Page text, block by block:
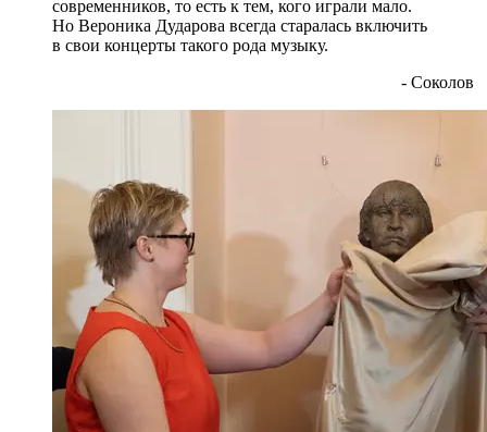
современников, то есть к тем, кого играли мало.
Но Вероника Дударова всегда старалась включить
в свои концерты такого рода музыку.
- Соколов